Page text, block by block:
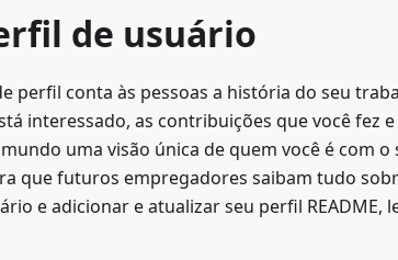
de usuário
perfil conta às pessoas a história do seu
interessado, as contribuições que você fez
uma visão única de quem você é com o
que futuros empregadores saibam tudo
e adicionar e atualizar seu perfil README,